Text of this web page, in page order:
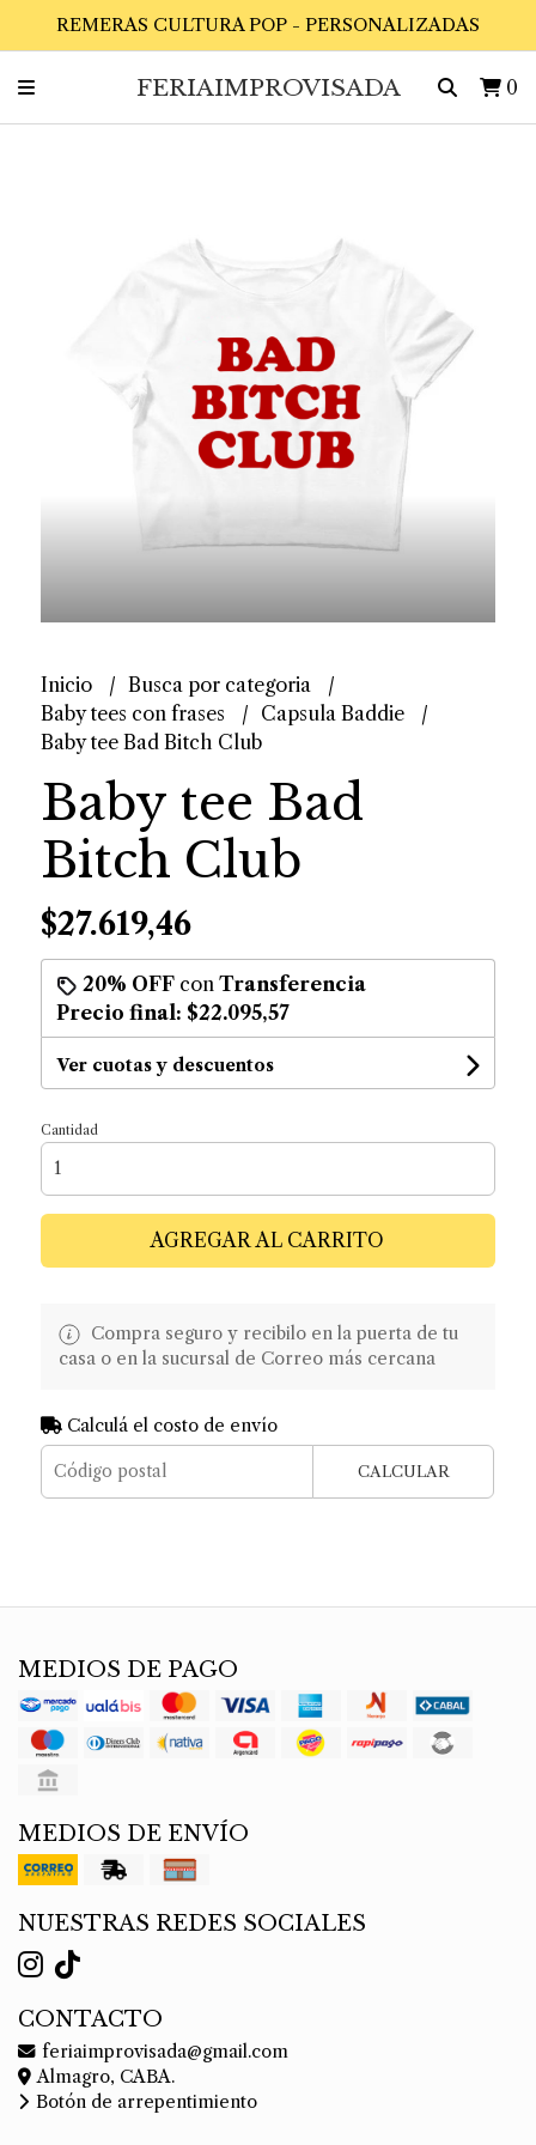
REMERAS CULTURA POP - PERSONALIZADAS
FERIAIMPROVISADA 0
Inicio
Busca por categoria
Baby tees con frases
Capsula Baddie
Baby tee Bad Bitch Club
Baby tee Bad
Bitch Club
$27.619,46
20% OFFcon Transferencia
Precio final: $22.095,57
Ver cuotas y descuentos
Cantidad
AGREGAR AL CARRITO
Compra seguro y recibilo en la puerta de tu
casa o en la sucursal de Correo más cercana
Calculá el costo de envío
CALCULAR
MEDIOS DE PAGO
MEDIOS DE ENVÍO
NUESTRAS REDES SOCIALES
CONTACTO
feriaimprovisada@gmail.com
Almagro, CABA.
Botón de arrepentimiento